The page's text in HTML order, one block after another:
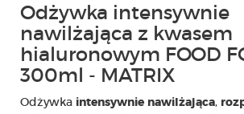
Odżywka intensywnie
nawilżająca z kwasem
hialuronowym FOOD
300ml - MATRIX
Odżywka intensywnie nawilżająca,